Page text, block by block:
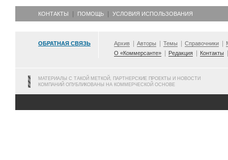
КОНТАКТЫ ПОМОЩЬ УСЛОВИЯ ИСПОЛЬЗОВАНИЯ
ОБРАТНАЯ СВЯЗЬ Архив Авторы Темы Справочники
О «Коммерсанте»
Редакция Контакты
МАТЕРИАЛЫ С ТАКОЙ МЕТКОЙ, ПАРТНЕРСКИЕ ПРОЕКТЫ И НОВОСТИ
КОМПАНИЙ ОПУБЛИКОВАНЫ НА КОММЕРЧЕСКОЙ ОСНОВЕ